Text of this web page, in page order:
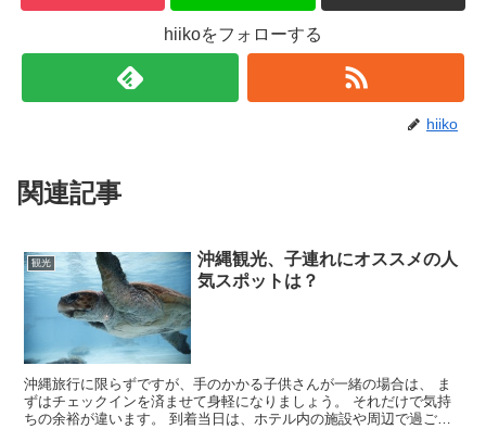
hiikoをフォローする
hiiko
関連記事
観光
沖縄観光、子連れにオススメの人
気スポットは？
沖縄旅行に限らずですが、手のかかる子供さんが一緒の場合は、 ま
ずはチェックインを済ませて身軽になりましょう。 それだけで気持
ちの余裕が違います。 到着当日は、ホテル内の施設や周辺で過ごす